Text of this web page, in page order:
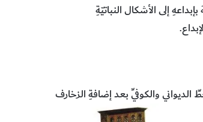
إلى الأشكال النباتيّةِ
والكوفيِّ بعد إضافةِ الزخارف